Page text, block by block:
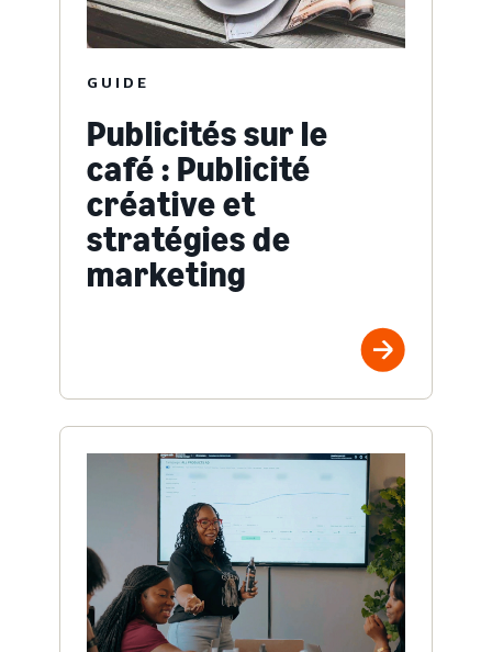
GUIDE
Publicités sur le
café : Publicité
créative et
stratégies de
marketing